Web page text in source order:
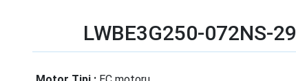
LWBE3G250-072NS-29